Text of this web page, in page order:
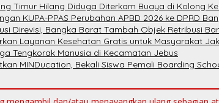
Timur Hilang Diduga Diterkam Buaya di Kolong
KUPA-PPAS Perubahan APBD 2026 ke DPRD
Direvisi, Bangka Barat Tambah Objek Retribusi
Layanan Kesehatan Gratis untuk Masyarakat
Tengkorak Manusia di Kecamatan Jebus
MINDucation, Bekali Siswa Pemali Boarding